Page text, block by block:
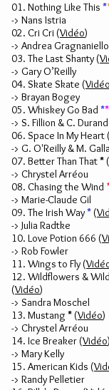
01. Nothing Like This *
-> Nans Istria
02. Cri Cri (Vidéo)
-> Andrea Gragnaniello
03. The Last Shanty (
-> Gary O’Reilly
04. Skate Skate (Vidéo
-> Brayan Bogey
05. Whiskey Go Bad **
-> S. Fillion & C. Durand
06. Space In My Heart
-> G. O'Reilly & M.
07. Better Than That* (
-> Chrystel Arréou
08. Chasing the Wind
-> Marie-Claude Gil
09. The Irish Way* (
-> Julia Radtke
10. Love Potion 666 (
-> Rob Fowler
11. Wings to Fly (
12. Wildflowers &
(Vidéo)
-> Sandra Moschel
13. Mustang* (Vidéo)
-> Chrystel Arréou
14. Ice Breaker (Vidéo)
-> Mary Kelly
15. American Kids (
-> Randy Pelletier